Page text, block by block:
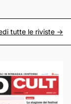
tutte le riviste ->